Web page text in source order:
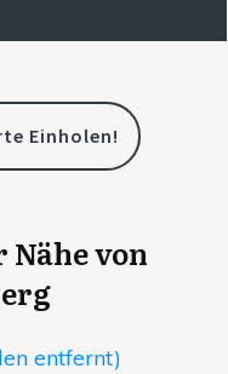
Einholen!
von
entfernt)